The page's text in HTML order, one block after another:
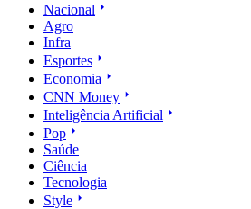
Nacional
Agro
Infra
Esportes
Economia
CNN Money
Inteligência Artificial
Pop
Saúde
Ciência
Tecnologia
Style